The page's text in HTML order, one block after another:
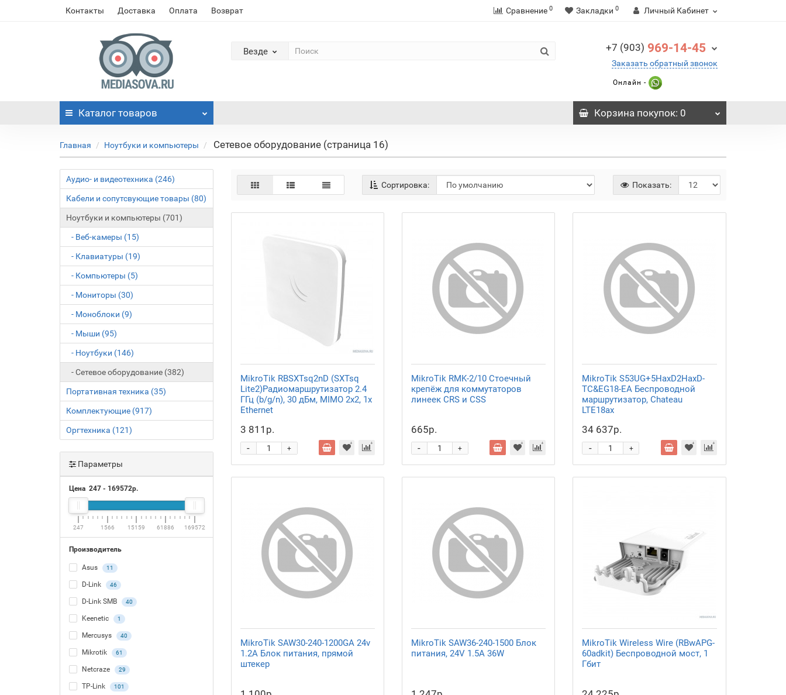
Контакты Доставка Оплата Возврат Сравнение 0 Закладки 0 Личный Кабинет
Везде +7 (903) 969-14-45
Заказать обратный звонок
Онлайн -
Каталог товаров Корзинапокупок: 0
Главная Ноутбуки и компьютеры Сетевое оборудование (страница 16)
Аудио- и видеотехника (246)
Кабели и сопутсвующие товары (80)
Ноутбуки и компьютеры (701)
- Веб-камеры (15)
- Клавиатуры (19)
- Компьютеры (5)
- Мониторы (30)
- Моноблоки (9)
- Мыши (95)
- Ноутбуки (146)
- Сетевое оборудование (382)
Портативная техника (35)
Комплектующие (917)
Оргтехника (121)
Параметры
Цена 247 - 169572р.
247 1566 15159 61886 169572
Производитель
Asus 11
D-Link 46
D-Link SMB 40
Keenetic 1
Mercusys 40
Mikrotik 61
Netcraze 29
TP-Link 101
Сортировка: Показать:
MikroTik RBSXTsq2nD (SXTsq
Lite2)Радиомаршрутизатор 2.4
ГГц (b/g/n), 30 дБм, MIMO 2x2, 1x
Ethernet
3 811р.
+
-
MikroTik RMK-2/10 Стоечный
крепёж для коммутаторов
линеек CRS и CSS
665р.
+
-
MikroTik S53UG+5HaxD2HaxD-
TC&EG18-EA Беспроводной
маршрутизатор, Chateau
LTE18ax
34 637р.
+
-
MikroTik SAW30-240-1200GA 24v
1.2A Блок питания, прямой
штекер
MikroTik SAW36-240-1500 Блок
питания, 24V 1.5A 36W
MikroTik Wireless Wire (RBwAPG-
60adkit) Беспроводной мост, 1
Гбит